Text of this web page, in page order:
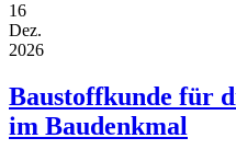
16
Dez.
2026
Baustoffkunde für
im Baudenkmal